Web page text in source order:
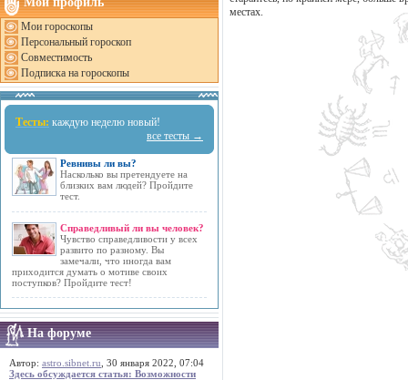
Мои гороскопы
Персональный гороскоп
Совместимость
Подписка на гороскопы
Тесты: каждую неделю новый!
все тесты →
Ревнивы ли вы?
Насколько вы претендуете на
близких вам людей? Пройдите
тест.
Справедливый ли вы человек?
Чувство справедливости у всех
развито по разному. Вы
замечали, что иногда вам
приходится думать о мотиве своих
поступков? Пройдите тест!
На форуме
Автор: astro.sibnet.ru , 30 января 2022, 07:04
Здесь обсуждается статья: Возможности
местах.